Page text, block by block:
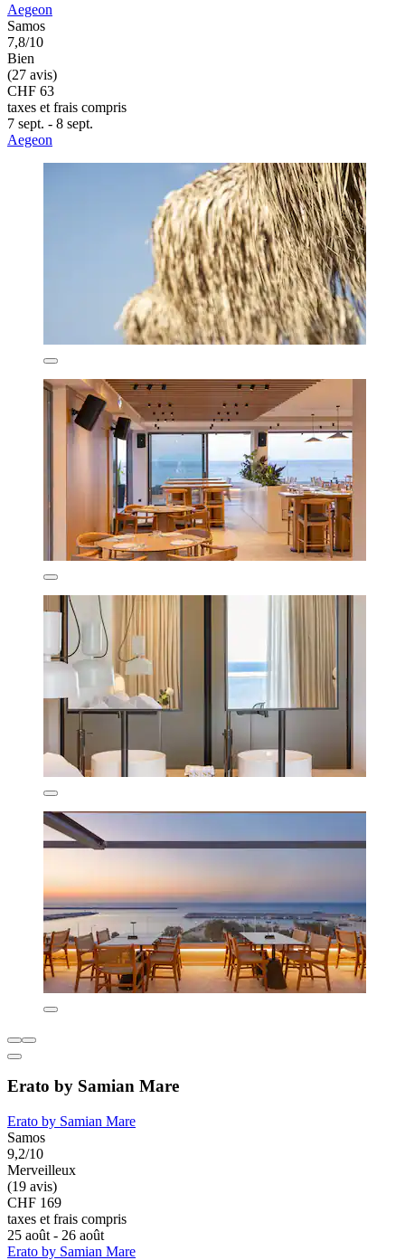
Aegeon
Samos
7,8/10
Bien
(27 avis)
CHF 63
taxes et frais compris
7 sept. - 8 sept.
Aegeon
Erato by Samian Mare
Erato by Samian Mare
Samos
9,2/10
Merveilleux
(19 avis)
CHF 169
taxes et frais compris
25 août - 26 août
Erato by Samian Mare